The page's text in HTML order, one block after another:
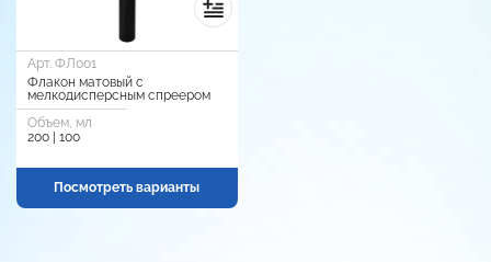
Арт. ФЛ001
Флакон матовый с
мелкодисперсным спреером
Объем, мл
200 | 100
Посмотреть варианты